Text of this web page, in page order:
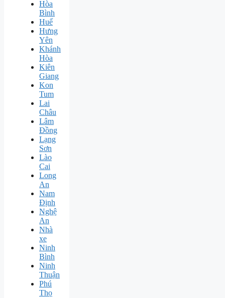
Hòa
Bình
Huế
Hưng
Yên
Khánh
Hòa
Kiên
Giang
Kon
Tum
Lai
Châu
Lâm
Đồng
Lạng
Sơn
Lào
Cai
Long
An
Nam
Định
Nghệ
An
Nhà
xe
Ninh
Bình
Ninh
Thuận
Phú
Thọ